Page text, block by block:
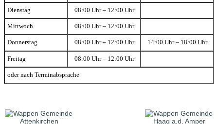
Dienstag 08:00 Uhr – 12:00 Uhr
Mittwoch 08:00 Uhr – 12:00 Uhr
Donnerstag 08:00 Uhr – 12:00 Uhr 14:00 Uhr – 18:00 Uhr
Freitag 08:00 Uhr – 12:00 Uhr
oder nach Terminabsprache